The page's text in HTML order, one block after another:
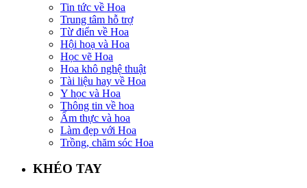
Tin tức về Hoa
Trung tâm hỗ trợ
Từ điển về Hoa
Hội hoạ và Hoa
Học vẽ Hoa
Hoa khô nghệ thuật
Tài liệu hay về Hoa
Y học và Hoa
Thông tin về hoa
Ẩm thực và hoa
Làm đẹp với Hoa
Trồng, chăm sóc Hoa
KHÉO TAY